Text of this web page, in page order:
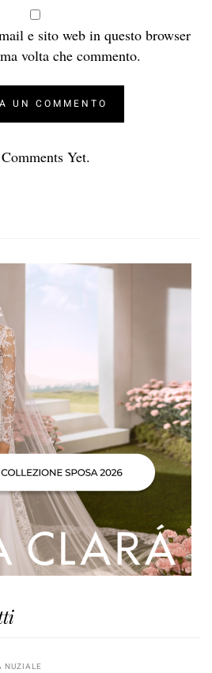
e sito web in questo browser
volta che commento.
Yet.
NUZIALE